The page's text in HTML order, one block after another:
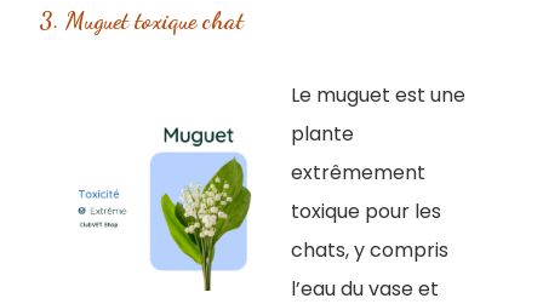
3.​ Muguet toxique chat
Le muguet est une
plante
extrêmement
toxique pour les
chats, y compris
l’eau du vase et